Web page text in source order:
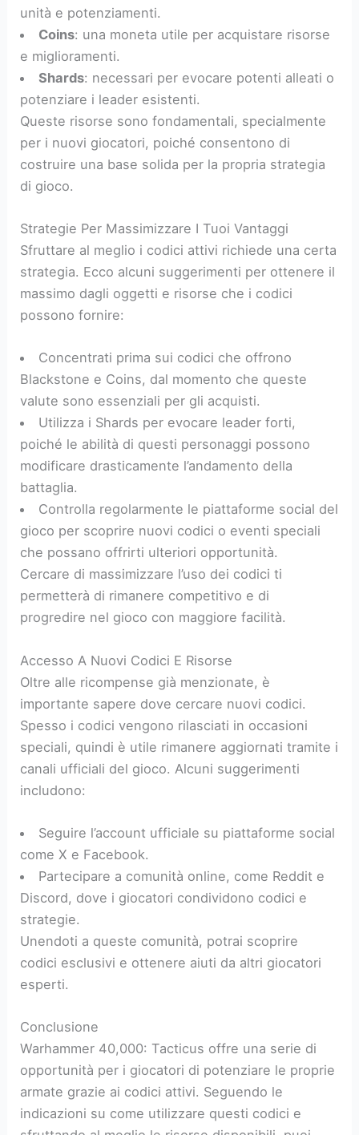
unità e potenziamenti.
Coins: una moneta utile per acquistare risorse
e miglioramenti.
Shards: necessari per evocare potenti alleati o
potenziare i leader esistenti.
Queste risorse sono fondamentali, specialmente
per i nuovi giocatori, poiché consentono di
costruire una base solida per la propria strategia
di gioco.
Strategie Per Massimizzare I Tuoi Vantaggi
Sfruttare al meglio i codici attivi richiede una certa
strategia. Ecco alcuni suggerimenti per ottenere il
massimo dagli oggetti e risorse che i codici
possono fornire:
Concentrati prima sui codici che offrono
Blackstone e Coins, dal momento che queste
valute sono essenziali per gli acquisti.
Utilizza i Shards per evocare leader forti,
poiché le abilità di questi personaggi possono
modificare drasticamente l’andamento della
battaglia.
Controlla regolarmente le piattaforme social del
gioco per scoprire nuovi codici o eventi speciali
che possano offrirti ulteriori opportunità.
Cercare di massimizzare l’uso dei codici ti
permetterà di rimanere competitivo e di
progredire nel gioco con maggiore facilità.
Accesso A Nuovi Codici E Risorse
Oltre alle ricompense già menzionate, è
importante sapere dove cercare nuovi codici.
Spesso i codici vengono rilasciati in occasioni
speciali, quindi è utile rimanere aggiornati tramite i
canali ufficiali del gioco. Alcuni suggerimenti
includono:
Seguire l’account ufficiale su piattaforme social
come X e Facebook.
Partecipare a comunità online, come Reddit e
Discord, dove i giocatori condividono codici e
strategie.
Unendoti a queste comunità, potrai scoprire
codici esclusivi e ottenere aiuti da altri giocatori
esperti.
Conclusione
Warhammer 40,000: Tacticus offre una serie di
opportunità per i giocatori di potenziare le proprie
armate grazie ai codici attivi. Seguendo le
indicazioni su come utilizzare questi codici e